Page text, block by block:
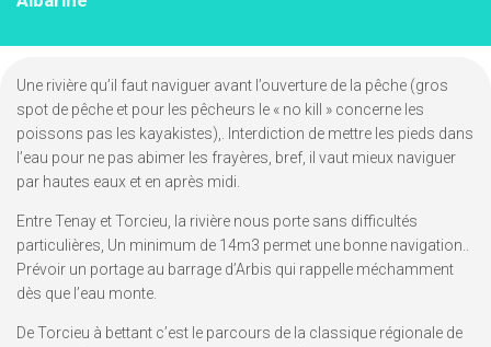
Une rivière qu’il faut naviguer avant l’ouverture de la pêche (gros
spot de pêche et pour les pêcheurs le « no kill » concerne les
poissons pas les kayakistes),. Interdiction de mettre les pieds dans
l’eau pour ne pas abimer les frayères, bref, il vaut mieux naviguer
par hautes eaux et en après midi.
Entre Tenay et Torcieu, la rivière nous porte sans difficultés
particulières, Un minimum de 14m3 permet une bonne navigation..
Prévoir un portage au barrage d’Arbis qui rappelle méchamment
dès que l’eau monte.
De Torcieu à bettant c’est le parcours de la classique régionale de